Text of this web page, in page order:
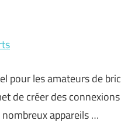
pour les amateurs de
de créer des
appareils …